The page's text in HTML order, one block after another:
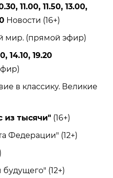
11.00, 11.50, 13.00,
Новости (16+)
мир. (прямой эфир)
14.10, 19.20
в классику. Великие
из тысячи" (16+)
Федерации" (12+)
(12+)